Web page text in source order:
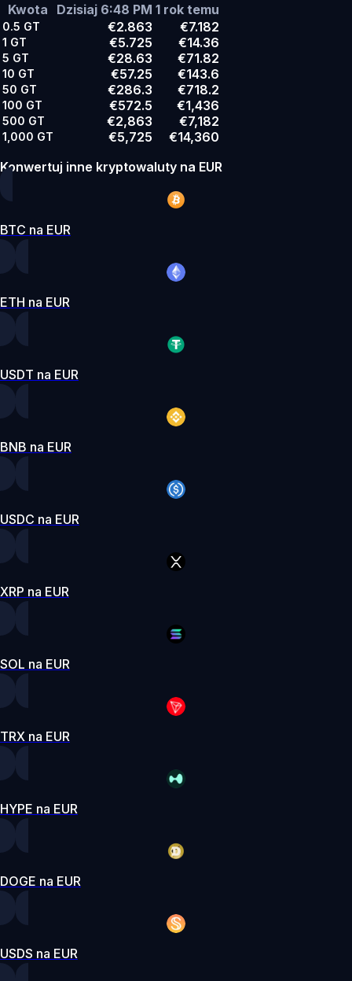
Kwota
Dzisiaj 6:48 PM 1 rok temu
0.5 GT €2.863 €7.182
1 GT €5.725 €14.36
5 GT €28.63 €71.82
10 GT €57.25 €143.6
50 GT €286.3 €718.2
100 GT €572.5 €1,436
500 GT €2,863 €7,182
1,000 GT €5,725
€14,360
Konwertuj inne kryptowaluty na EUR
BTC na EUR
ETH na EUR
USDT na EUR
BNB na EUR
USDC na EUR
XRP na EUR
SOL na EUR
TRX na EUR
HYPE na EUR
DOGE na EUR
USDS na EUR